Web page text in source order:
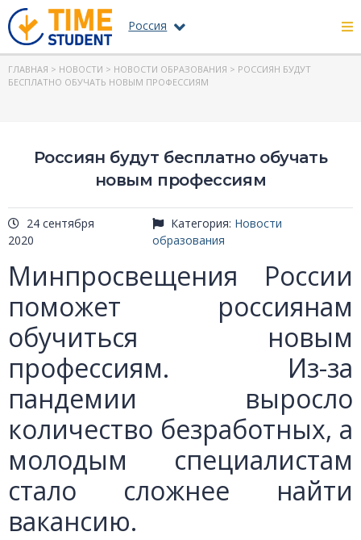
Россия
ГЛАВНАЯ > НОВОСТИ > НОВОСТИ ОБРАЗОВАНИЯ > РОССИЯН БУДУТ
БЕСПЛАТНО ОБУЧАТЬ НОВЫМ ПРОФЕССИЯМ
Россиян будут бесплатно обучать
новым профессиям
24 сентября
2020
Категория: Новости
образования
Минпросвещения России
поможет россиянам
обучиться новым
профессиям. Из-за
пандемии выросло
количество безработных, а
молодым специалистам
стало сложнее найти
вакансию.